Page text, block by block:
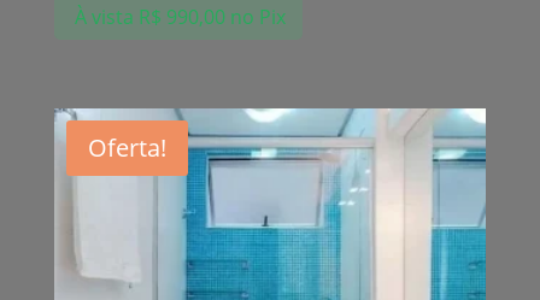
À vista R$ 990,00 no Pix
Oferta!